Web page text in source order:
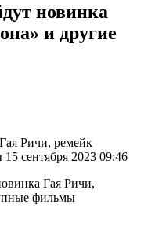
новинка
и другие
Ричи, ремейк
сентября 2023 09:46